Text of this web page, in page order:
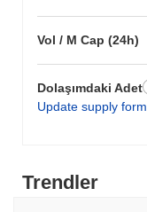
Vol / M Cap (24h)
Dolaşımdaki Adet
Update supply form
Trendler